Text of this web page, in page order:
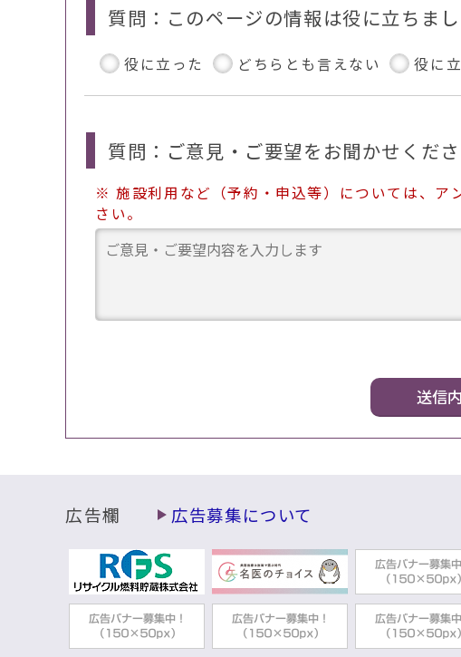
質問：このページの情報は役に立ちまし
役に立った どちらとも言えない 役に
質問：ご意見・ご要望をお聞かせくださ
※ 施設利用など（予約・申込等）については、ア
さい。
広告欄 広告募集について